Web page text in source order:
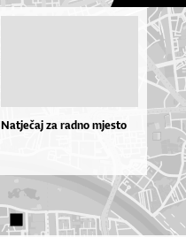
Natječaj za radno mjesto